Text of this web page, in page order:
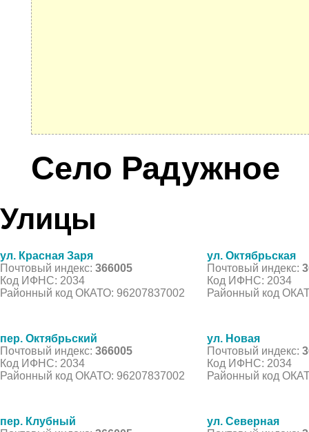
Село Радужное
Улицы
ул. Красная Заря
Почтовый индекс: 366005
Код ИФНС: 2034
Районный код ОКАТО: 96207837002
ул. Октябрьская
Почтовый индекс:
Код ИФНС: 2034
Районный код
пер. Октябрьский
Почтовый индекс: 366005
Код ИФНС: 2034
Районный код ОКАТО: 96207837002
ул. Новая
Почтовый индекс:
Код ИФНС: 2034
Районный код
пер. Клубный
ул. Северная